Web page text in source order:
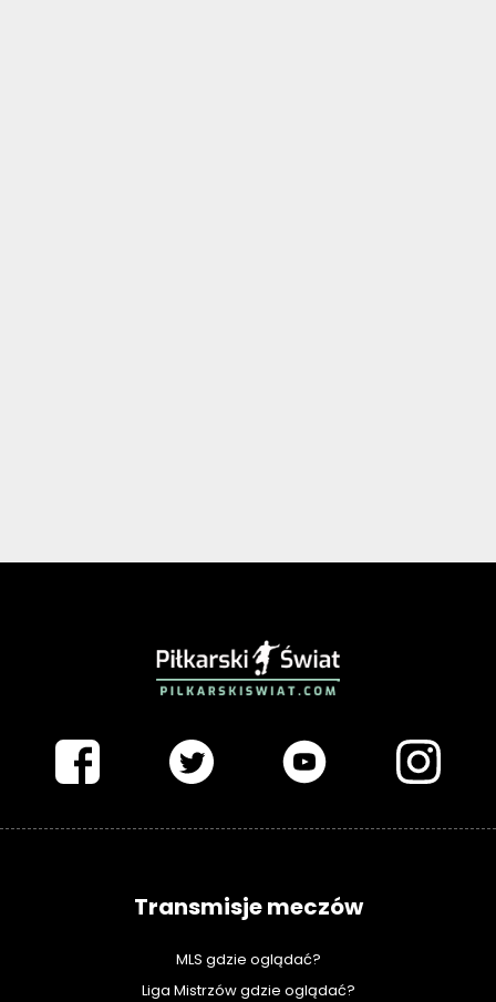
Transmisje meczów
MLS gdzie oglądać?
Liga Mistrzów gdzie oglądać?